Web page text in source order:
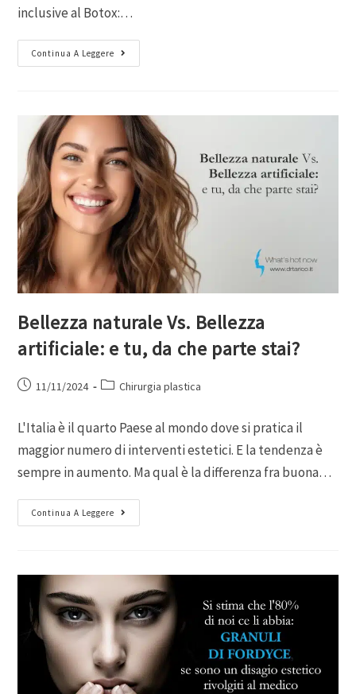
inclusive al Botox:…
Continua A Leggere
Bellezza naturale Vs. Bellezza
artificiale: e tu, da che parte stai?
11/11/2024 Chirurgia plastica
L'Italia è il quarto Paese al mondo dove si pratica il
maggior numero di interventi estetici. E la tendenza è
sempre in aumento. Ma qual è la differenza fra buona…
Continua A Leggere